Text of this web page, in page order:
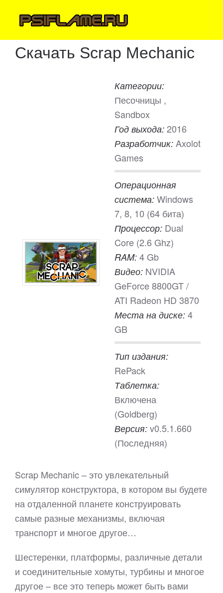
Скачать Scrap Mechanic
Категории:
Песочницы ,
Sandbox
Год выхода: 2016
Разработчик: Axolot
Games
Операционная
система: Windows
7, 8, 10 (64 бита)
Процессор: Dual
Core (2.6 Ghz)
RAM: 4 Gb
Видео: NVIDIA
GeForce 8800GT /
ATI Radeon HD 3870
Места на диске: 4
GB
Тип издания:
RePack
Таблетка:
Включена
(Goldberg)
Версия: v0.5.1.660
(Последняя)
Scrap Mechanic – это увлекательный
симулятор конструктора, в котором вы будете
на отдаленной планете конструировать
самые разные механизмы, включая
транспорт и многое другое…
Шестеренки, платформы, различные детали
и соединительные хомуты, турбины и многое
другое – все это теперь может быть вами